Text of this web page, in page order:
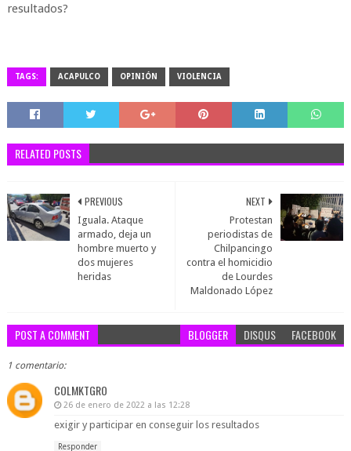
resultados?
TAGS: ACAPULCO OPINIÓN VIOLENCIA
RELATED POSTS
NEXT
Protestan
periodistas de
Chilpancingo
contra el homicidio
de Lourdes
Maldonado López
PREVIOUS
Iguala. Ataque
armado, deja un
hombre muerto y
dos mujeres
heridas
POST A COMMENT BLOGGER DISQUS FACEBOOK
1 comentario:
COLMKTGRO
26 de enero de 2022 a las 12:28
exigir y participar en conseguir los resultados
Responder